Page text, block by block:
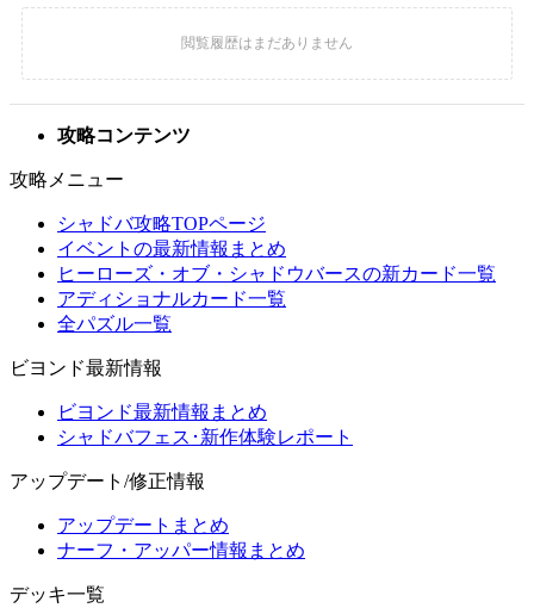
攻略コンテンツ
攻略メニュー
シャドバ攻略TOPページ
イベントの最新情報まとめ
ヒーローズ・オブ・シャドウバースの新カード一覧
アディショナルカード一覧
全パズル一覧
ビヨンド最新情報
ビヨンド最新情報まとめ
シャドバフェス･新作体験レポート
アップデート/修正情報
アップデートまとめ
ナーフ・アッパー情報まとめ
デッキ一覧